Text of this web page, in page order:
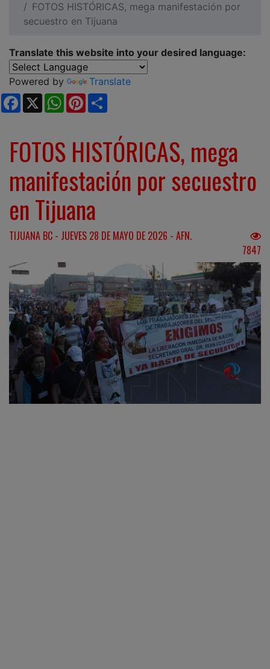
FOTOS HISTÓRICAS, mega manifestación por
secuestro en Tijuana
Translate this website into your desired language:
Powered by
Translate
Facebook
X WhatsApp
Pinterest
FOTOS HISTÓRICAS, mega
manifestación por secuestro
en Tijuana
TIJUANA BC - JUEVES 28 DE MAYO DE 2026 - AFN.
7847